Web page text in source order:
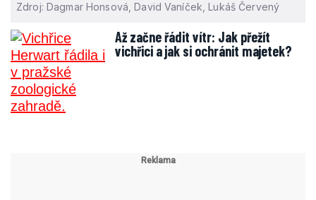
Zdroj: Dagmar Honsová, David Vaníček, Lukáš Červený
Až začne řádit vítr: Jak přežít
vichřici a jak si ochránit majetek?